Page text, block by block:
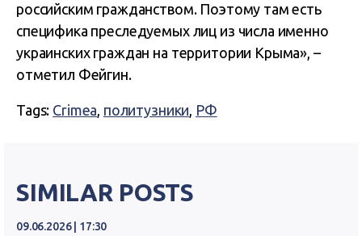
российским гражданством. Поэтому там есть
специфика преследуемых лиц из числа именно
украинских граждан на территории Крыма», –
отметил Фейгин.
Tags: Crimea, политузники, РФ
SIMILAR POSTS
09.06.2026 | 17:30